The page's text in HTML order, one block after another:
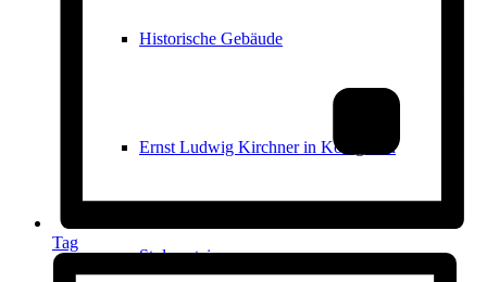
Historische Gebäude
Ernst Ludwig Kirchner in Königstein
Stolpersteine
Tag